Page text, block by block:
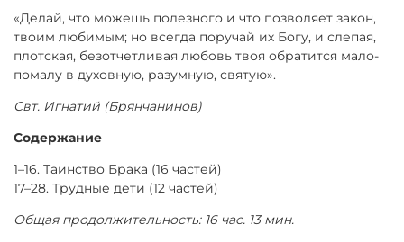
«Делай, что можешь полезного и что позволяет закон,
твоим любимым; но всегда поручай их Богу, и слепая,
плотская, безотчетливая любовь твоя обратится мало-
помалу в духовную, разумную, святую».
Свт. Игнатий (Брянчанинов)
Содержание
1–16. Таинство Брака (16 частей)
17–28. Трудные дети (12 частей)
Общая продолжительность: 16 час. 13 мин.